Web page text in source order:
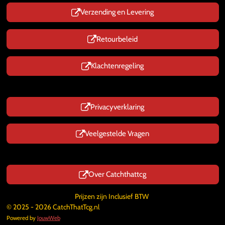
Verzending en Levering
Retourbeleid
Klachtenregeling
Privacyverklaring
Veelgestelde Vragen
Over Catchthattcg
Prijzen zijn Inclusief BTW
© 2025 - 2026 CatchThatTcg.nl
Powered by JouwWeb